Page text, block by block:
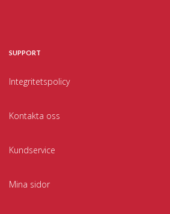
SUPPORT
Integritetspolicy
Kontakta oss
Kundservice
Mina sidor